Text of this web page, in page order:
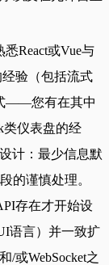
React或Vue与
经验（包括流式
——您有在其中
类仪表盘的经
计：最少信息默
的谨慎处理。
存在才开始设
语言）并一致扩
/或WebSocket之